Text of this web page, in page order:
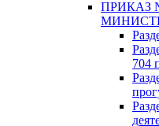
ПРИКАЗ
704